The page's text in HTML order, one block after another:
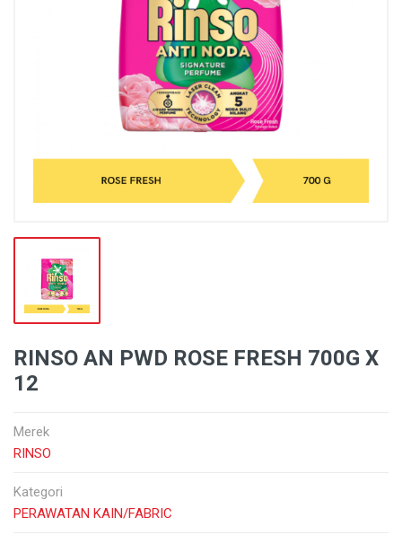
RINSO AN PWD ROSE FRESH 700G X
12
Merek
RINSO
Kategori
PERAWATAN KAIN/FABRIC